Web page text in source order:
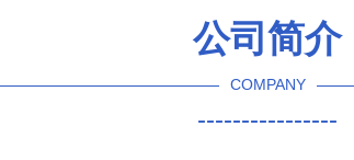
公司简介
COMPANY
----------------